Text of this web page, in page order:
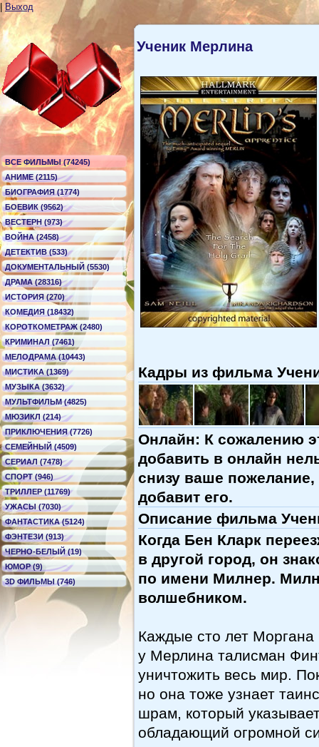
Выход
ВСЕ ФИЛЬМЫ (74245)
АНИМЕ (2115)
БИОГРАФИЯ (1774)
БОЕВИК (9562)
ВЕСТЕРН (973)
ВОЙНА (2458)
ДЕТЕКТИВ (533)
ДОКУМЕНТАЛЬНЫЙ (5530)
ДРАМА (28316)
ИСТОРИЯ (270)
КОМЕДИЯ (18432)
КОРОТКОМЕТРАЖ (2480)
КРИМИНАЛ (7461)
МЕЛОДРАМА (10443)
МИСТИКА (1369)
МУЗЫКА (3632)
МУЛЬТФИЛЬМ (4825)
МЮЗИКЛ (214)
ПРИКЛЮЧЕНИЯ (7726)
СЕМЕЙНЫЙ (4509)
СЕРИАЛ (7478)
СПОРТ (946)
ТРИЛЛЕР (11769)
УЖАСЫ (7030)
ФАНТАСТИКА (5124)
ФЭНТЕЗИ (913)
ЧЕРНО-БЕЛЫЙ (19)
ЮМОР (9)
3D ФИЛЬМЫ (746)
Ученик Мерлина
Кадры из фильма
Онлайн: К сожалению
добавить в онлайн
снизу ваше
добавит его.
Описание фильма
Когда Бен Кларк
в другой город, он
по имени Милнер.
волшебником.
Каждые сто лет Моргана
у Мерлина талисман
уничтожить весь мир.
но она тоже узнает
шрам, который
обладающий огромной